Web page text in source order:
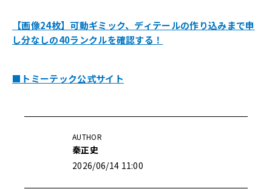
【画像24枚】可動ギミック、ディテールの作り込みまで申
し分なしの40ランクルを確認する！
■トミーテック公式サイト
AUTHOR
秦正史
2026/06/14 11:00